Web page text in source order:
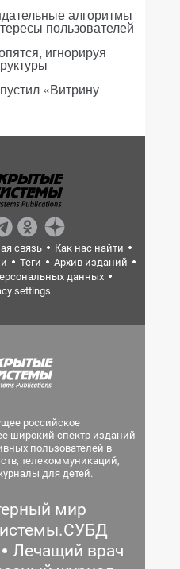
алгоритмы
пользователей
игнорируя
«Витрину
связь
Как нас найти
Теги
Архив изданий
данных
settings
российское
широкий спектр изданий
пользователей в
телекоммуникаций,
для детей.
мир
Лечащий врач